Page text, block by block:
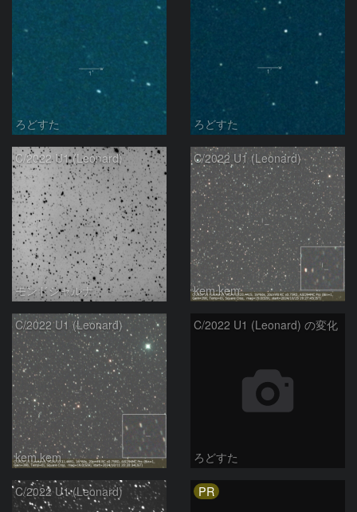
ろどすた ろどすた
C/2022 U1 (Leonard)
モンドシャルナ
C/2022 U1 (Leonard)
kem.kem
C/2022 U1 (Leonard)
kem.kem
C/2022 U1 (Leonard) の変化
ろどすた
C/2022 U1 (Leonard) PR